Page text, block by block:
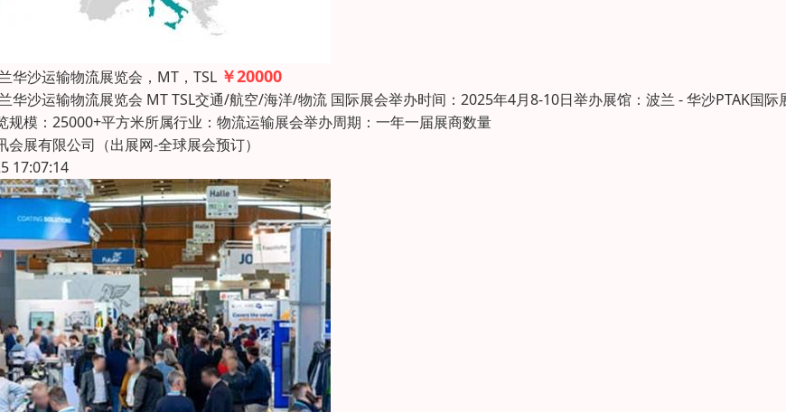
华沙运输物流展览会，MT，TSL ￥20000
华沙运输物流展览会 MT TSL交通/航空/海洋/物流 国际展会举办时间：2025年4月8-10日举办展馆：波兰 - 华沙PTAK国际
规模：25000+平方米所属行业：物流运输展会举办周期：一年一届展商数量
会展有限公司（出展网-全球展会预订）
17:07:14